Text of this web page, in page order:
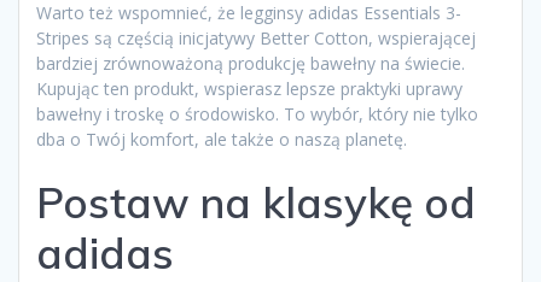
Warto też wspomnieć, że legginsy adidas Essentials 3-
Stripes są częścią inicjatywy Better Cotton, wspierającej
bardziej zrównoważoną produkcję bawełny na świecie.
Kupując ten produkt, wspierasz lepsze praktyki uprawy
bawełny i troskę o środowisko. To wybór, który nie tylko
dba o Twój komfort, ale także o naszą planetę.
Postaw na klasykę od
adidas